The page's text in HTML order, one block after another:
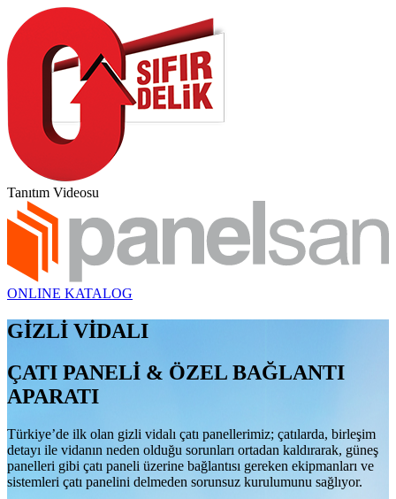
Tanıtım Videosu
ONLINE KATALOG
GİZLİ VİDALI
ÇATI PANELİ & ÖZEL BAĞLANTI
APARATI
Türkiye’de ilk olan gizli vidalı çatı panellerimiz; çatılarda, birleşim
detayı ile vidanın neden olduğu sorunları ortadan kaldırarak, güneş
panelleri gibi çatı paneli üzerine bağlantısı gereken ekipmanları ve
sistemleri çatı panelini delmeden sorunsuz kurulumunu sağlıyor.